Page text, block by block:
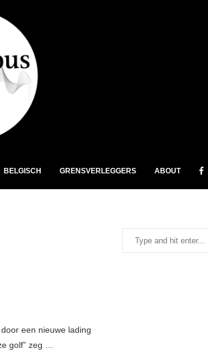
BELGISCH GRENSVERLEGGERS ABOUT
een nieuwe lading
golf” zeg …